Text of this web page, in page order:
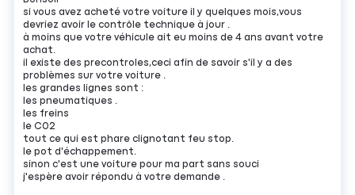
si vous avez acheté votre voiture il y quelques mois,vous
devriez avoir le contrôle technique à jour .
à moins que votre véhicule ait eu moins de 4 ans avant votre
achat.
il existe des precontroles,ceci afin de savoir s'il y a des
problèmes sur votre voiture .
les grandes lignes sont :
les pneumatiques .
les freins
le C02
tout ce qui est phare clignotant feu stop.
le pot d'échappement.
sinon c'est une voiture pour ma part sans souci
j'espère avoir répondu à votre demande .